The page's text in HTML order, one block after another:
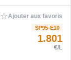
☆Ajouter aux favoris
SP95-E10
1.801
€/L